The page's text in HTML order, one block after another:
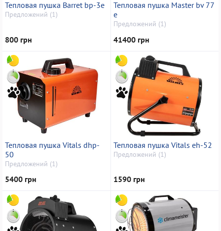
Тепловая пушка Barret bp-3e
Предложений (1)
800 грн
Тепловая пушка Master bv 77
e
Предложений (1)
41400 грн
Тепловая пушка Vitals dhp-
50
Предложений (1)
5400 грн
Тепловая пушка Vitals eh-52
Предложений (1)
1590 грн